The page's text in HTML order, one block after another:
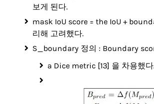
보게 된다.
mask IoU score = the IoU +
리해 고려했다.
S_boundary 정의 : Boundary
a Dice metric [13] 을 차용했